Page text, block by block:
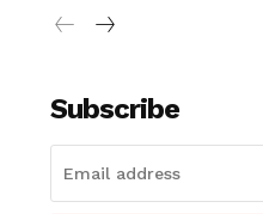
Subscribe